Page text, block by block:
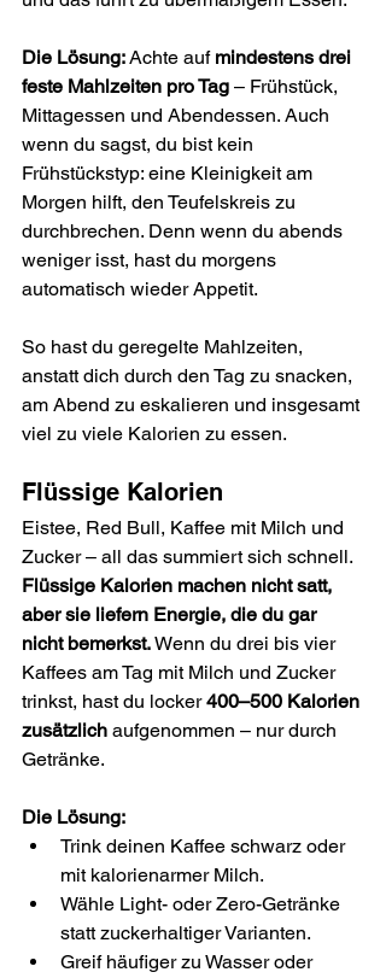
Die Lösung: Achte auf mindestens drei
feste Mahlzeiten pro Tag – Frühstück,
Mittagessen und Abendessen. Auch
wenn du sagst, du bist kein
Frühstückstyp: eine Kleinigkeit am
Morgen hilft, den Teufelskreis zu
durchbrechen. Denn wenn du abends
weniger isst, hast du morgens
automatisch wieder Appetit.
So hast du geregelte Mahlzeiten,
anstatt dich durch den Tag zu snacken,
am Abend zu eskalieren und insgesamt
viel zu viele Kalorien zu essen.
Flüssige Kalorien
Eistee, Red Bull, Kaffee mit Milch und
Zucker – all das summiert sich schnell.
Flüssige Kalorien machen nicht satt,
aber sie liefern Energie, die du gar
nicht bemerkst. Wenn du drei bis vier
Kaffees am Tag mit Milch und Zucker
trinkst, hast du locker 400–500 Kalorien
zusätzlich aufgenommen – nur durch
Getränke.
Die Lösung:
Trink deinen Kaffee schwarz oder
mit kalorienarmer Milch.
Wähle Light- oder Zero-Getränke
statt zuckerhaltiger Varianten.
Greif häufiger zu Wasser oder